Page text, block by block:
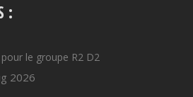
:
le groupe R2 D2
2026